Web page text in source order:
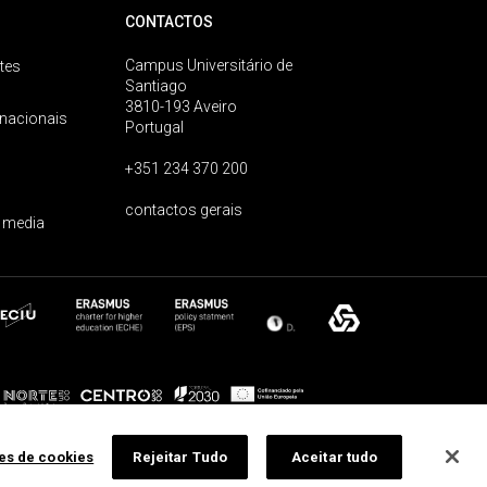
CONTACTOS
Campus Universitário de
Santiago
3810-193 Aveiro
Portugal
+351 234 370 200
contactos gerais
de cookies Rejeitar Tudo Aceitar tudo